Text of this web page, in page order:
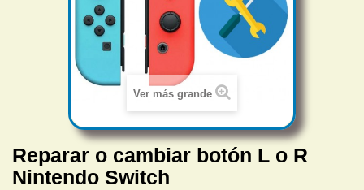
Ver más grande
Reparar o cambiar botón L o R
Nintendo Switch